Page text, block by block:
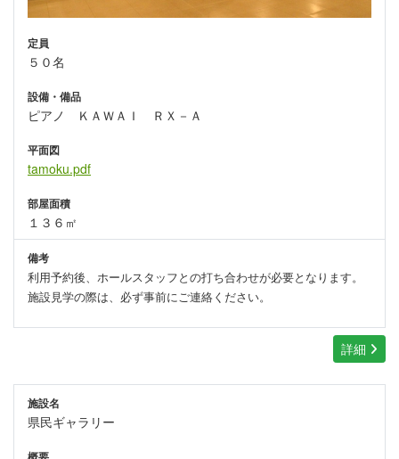
定員
５０名
設備・備品
ピアノ ＫＡＷＡＩ ＲＸ－Ａ
平面図
tamoku.pdf
部屋面積
１３６㎡
備考
利用予約後、ホールスタッフとの打ち合わせが必要となります。
施設見学の際は、必ず事前にご連絡ください。
詳細
施設名
県民ギャラリー